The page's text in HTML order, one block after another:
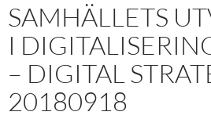
SAMHÄLLETS
I
– DIGITAL
20180918